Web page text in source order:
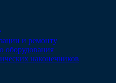
и ремонту
оборудования
наконечников